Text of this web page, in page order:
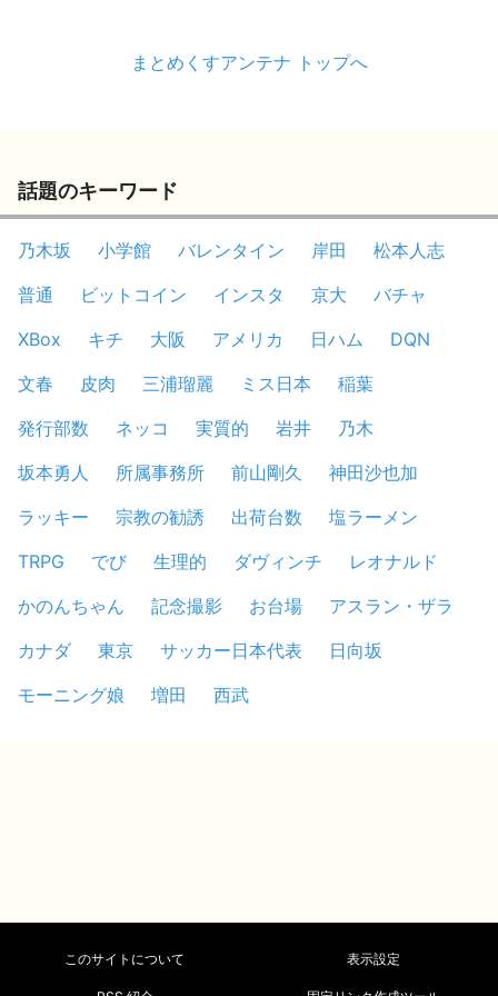
まとめくすアンテナ トップへ
話題のキーワード
乃木坂 小学館 バレンタイン 岸田
松本人志
普通
ビットコイン インスタ 京大
バチャ
XBox
キチ 大阪 アメリカ 日ハム
DQN
文春
皮肉 三浦瑠麗 ミス日本
稲葉
発行部数
ネッコ 実質的 岩井
乃木
坂本勇人
所属事務所 前山剛久
神田沙也加
ラッキー
宗教の勧誘 出荷台数
塩ラーメン
TRPG
でび 生理的 ダヴィンチ
レオナルド
かのんちゃん
記念撮影 お台場
アスラン・ザラ
カナダ
東京 サッカー日本代表
日向坂
モーニング娘
増田 西武
このサイトについて 表示設定